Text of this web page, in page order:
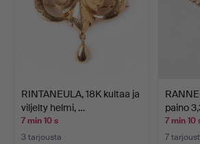
RINTANEULA, 18K kultaa ja
viljelty helmi, …
7 min 10 s
3 tarjousta
paino
7 min 10
7